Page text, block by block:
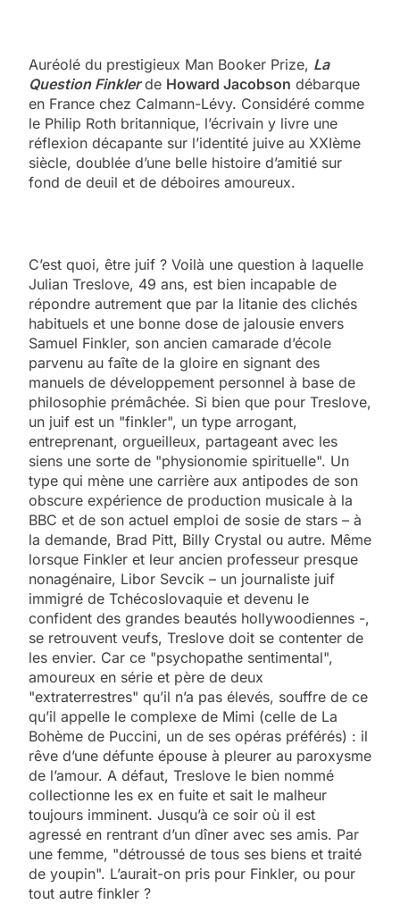
Auréolé du prestigieux Man Booker Prize, La
Question Finklerde Howard Jacobson débarque
en France chez Calmann-Lévy. Considéré comme
le Philip Roth britannique, l’écrivain y livre une
réflexion décapante sur l’identité juive au XXIème
siècle, doublée d’une belle histoire d’amitié sur
fond de deuil et de déboires amoureux.
C’est quoi, être juif ? Voilà une question à laquelle
Julian Treslove, 49 ans, est bien incapable de
répondre autrement que par la litanie des clichés
habituels et une bonne dose de jalousie envers
Samuel Finkler, son ancien camarade d’école
parvenu au faîte de la gloire en signant des
manuels de développement personnel à base de
philosophie prémâchée. Si bien que pour Treslove,
un juif est un "finkler", un type arrogant,
entreprenant, orgueilleux, partageant avec les
siens une sorte de "physionomie spirituelle". Un
type qui mène une carrière aux antipodes de son
obscure expérience de production musicale à la
BBC et de son actuel emploi de sosie de stars – à
la demande, Brad Pitt, Billy Crystal ou autre. Même
lorsque Finkler et leur ancien professeur presque
nonagénaire, Libor Sevcik – un journaliste juif
immigré de Tchécoslovaquie et devenu le
confident des grandes beautés hollywoodiennes -,
se retrouvent veufs, Treslove doit se contenter de
les envier. Car ce "psychopathe sentimental",
amoureux en série et père de deux
"extraterrestres" qu’il n’a pas élevés, souffre de ce
qu’il appelle le complexe de Mimi (celle de La
Bohème de Puccini, un de ses opéras préférés) : il
rêve d’une défunte épouse à pleurer au paroxysme
de l’amour. A défaut, Treslove le bien nommé
collectionne les ex en fuite et sait le malheur
toujours imminent. Jusqu’à ce soir où il est
agressé en rentrant d’un dîner avec ses amis. Par
une femme, "détroussé de tous ses biens et traité
de youpin". L’aurait-on pris pour Finkler, ou pour
tout autre finkler ?